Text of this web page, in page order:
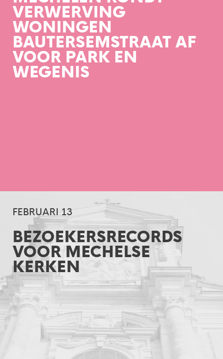
VERWERVING
WONINGEN
BAUTERSEMSTRAAT AF
VOOR PARK EN
WEGENIS
FEBRUARI 13
BEZOEKERSRECORDS
VOOR MECHELSE
KERKEN